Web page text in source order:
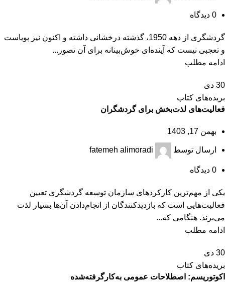
0 دیدگاه
گردشگری از دهه 1950، گذشته درخشانی داشته و اکنون نیز پویاست
و تعجبی نیست که آینده‌ای خوش‌بینانه برای آن تصور...
ادامه مطلب
30 دی
بریده‌های کتاب
فعالیت‌های لذت‌بخش برای گردشگران
بهمن 17, 1403
ارسال توسط fatemeh alimoradi
0 دیدگاه
یکی از مهم‌ترین کارکردهای سازمان توسعه گردشگری تعیین
فعالیت‌هایی است که بازدیدکنندگان از انجام‌دادن آن‌ها بسیار لذت
می‌برند. هنگامی که...
ادامه مطلب
30 دی
بریده‌های کتاب
اکوتوریسم: اصطلاحات عمومی به‌کارگرفته‌شده